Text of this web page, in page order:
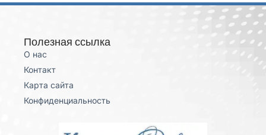
Полезная ссылка
О нас
Контакт
Карта сайта
Конфиденциальность